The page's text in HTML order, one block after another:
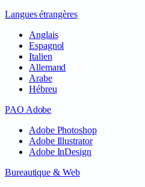
Langues étrangères
Anglais
Espagnol
Italien
Allemand
Arabe
Hébreu
PAO Adobe
Adobe Photoshop
Adobe Illustrator
Adobe InDesign
Bureautique & Web